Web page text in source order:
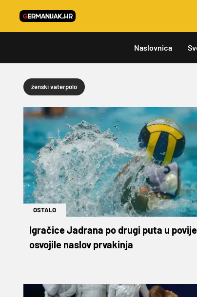
Naslovnica
ženski vaterpolo
OSTALO
Igračice Jadrana po drugi puta u
osvojile naslov prvakinja